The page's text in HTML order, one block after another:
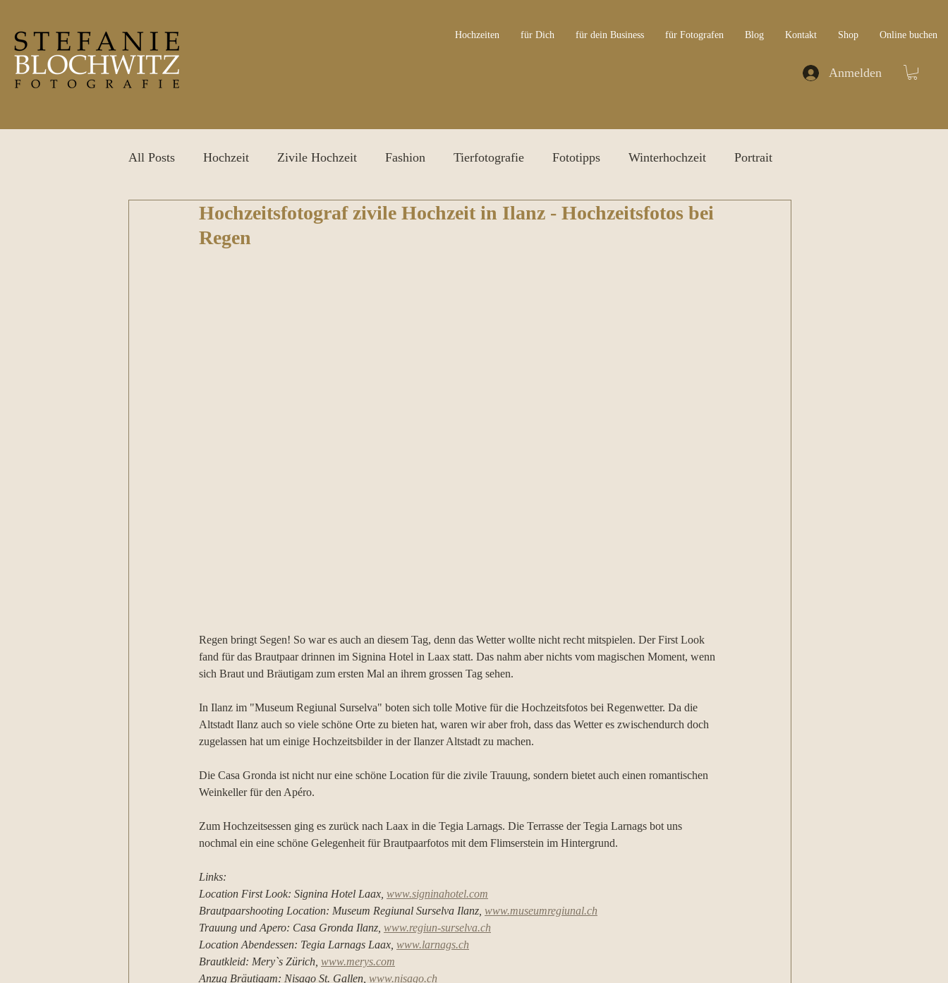
Hochzeiten für Dich für dein Business für Fotografen Blog Kontakt Shop Online buchen
Anmelden
All Posts Hochzeit Zivile Hochzeit Fashion Tierfotografie Fototipps Winterhochzeit Portrait
After Wedding Shooting Personal Branding Shooting Irisfotografie Awards
Hochzeitsfotograf zivile Hochzeit in Ilanz - Hochzeitsfotos bei
Regen
Regen bringt Segen! So war es auch an diesem Tag, denn das Wetter wollte nicht recht mitspielen. Der First Look
fand für das Brautpaar drinnen im Signina Hotel in Laax statt. Das nahm aber nichts vom magischen Moment, wenn
sich Braut und Bräutigam zum ersten Mal an ihrem grossen Tag sehen.
In Ilanz im "Museum Regiunal Surselva" boten sich tolle Motive für die Hochzeitsfotos bei Regenwetter. Da die
Altstadt Ilanz auch so viele schöne Orte zu bieten hat, waren wir aber froh, dass das Wetter es zwischendurch doch
zugelassen hat um einige Hochzeitsbilder in der Ilanzer Altstadt zu machen.
Die Casa Gronda ist nicht nur eine schöne Location für die zivile Trauung, sondern bietet auch einen romantischen
Weinkeller für den Apéro.
Zum Hochzeitsessen ging es zurück nach Laax in die Tegia Larnags. Die Terrasse der Tegia Larnags bot uns
nochmal ein eine schöne Gelegenheit für Brautpaarfotos mit dem Flimserstein im Hintergrund.
Links:
Location First Look: Signina Hotel Laax, www.signinahotel.com
Brautpaarshooting Location: Museum Regiunal Surselva Ilanz, www.museumregiunal.ch
Trauung und Apero: Casa Gronda Ilanz, www.regiun-surselva.ch
Location Abendessen: Tegia Larnags Laax, www.larnags.ch
Brautkleid: Mery`s Zürich, www.merys.com
Anzug Bräutigam: Nisago St. Gallen, www.nisago.ch